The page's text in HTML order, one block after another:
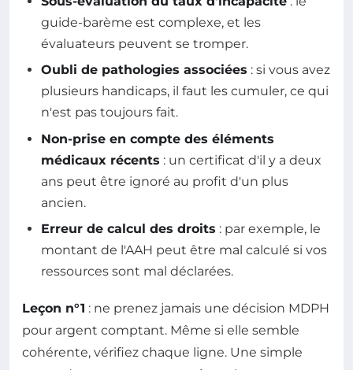
guide-barème est complexe, et les
évaluateurs peuvent se tromper.
Oubli de pathologies associées : si vous avez
plusieurs handicaps, il faut les cumuler, ce qui
n'est pas toujours fait.
Non-prise en compte des éléments
médicaux récents : un certificat d'il y a deux
ans peut être ignoré au profit d'un plus
ancien.
Erreur de calcul des droits : par exemple, le
montant de l'AAH peut être mal calculé si vos
ressources sont mal déclarées.
Leçon n°1 : ne prenez jamais une décision MDPH
pour argent comptant. Même si elle semble
cohérente, vérifiez chaque ligne. Une simple